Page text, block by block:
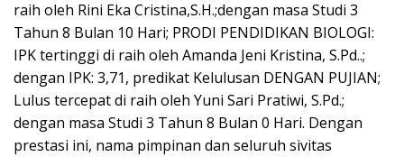
raih oleh Rini Eka Cristina,S.H.;dengan masa Studi 3
Tahun 8 Bulan 10 Hari; PRODI PENDIDIKAN BIOLOGI:
IPK tertinggi di raih oleh Amanda Jeni Kristina, S.Pd..;
dengan IPK: 3,71, predikat Kelulusan DENGAN PUJIAN;
Lulus tercepat di raih oleh Yuni Sari Pratiwi, S.Pd.;
dengan masa Studi 3 Tahun 8 Bulan 0 Hari. Dengan
prestasi ini, nama pimpinan dan seluruh sivitas